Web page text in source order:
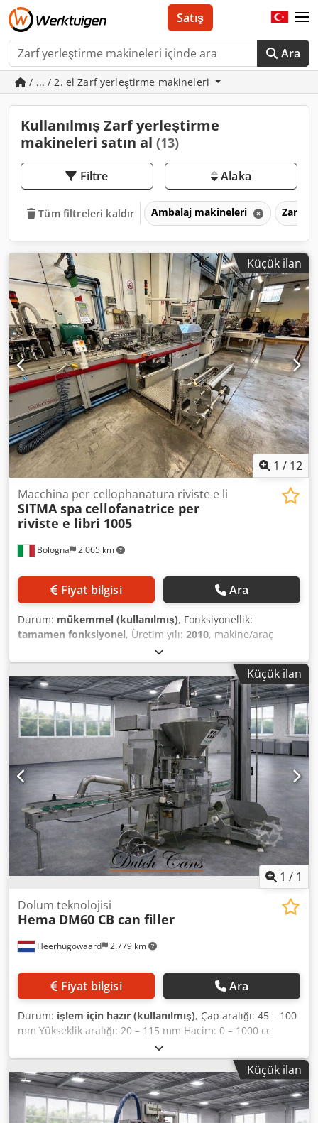
Ara
Satış
/ ... / 2. el Zarf yerleştirme makineleri
Kullanılmış Zarf yerleştirme
makineleri satın al (13)
Filtre Alaka
Tüm filtreleri kaldır Ambalaj makineleri Zarf
Küçük ilan
1 / 12
Bologna 2.065 km
Macchina per cellophanatura riviste e li
SITMA spa cellofanatrice per
riviste e libri 1005
Fiyat bilgisi Ara
Durum: mükemmel (kullanılmış), Fonksiyonellik:
tamamen fonksiyonel, Üretim yılı: 2010, makine/araç
1005/40200317/2010
perfetta in ogni sua parte, pronta per essere messa in
produzione composta da : sfilatore a cassetto / 3 mettifogli
dei quali 1 con dischi di lancio 1 sdoppiabile per doppio
insertion inserti, 1 pivottante a 90 gradi per inserti in linea
di senso di marcia, correnti konteynerleri̇ni̇n yani sira 1
polli̇ce i̇le 4 polli̇ce arasinda 2 i̇le 4 pi̇ste arasinda
i̇ndi̇ri̇mleri̇n yerleşti̇ri̇lmesi̇ i̇çi̇n eti̇kettatri̇c elettroni̇casi i̇le
bi̇rleşti̇ri̇lmi̇ş doldurucu, kese kağidinin kirilmasi i̇çi̇n
stirofi̇lm aparati i̇le önceden bi̇rleşti̇ri̇lmi̇ş konfeksi̇yon
doldurucu, yanal espulsioone ve nastro meccanico di
uscita prodotti̇ i̇çeren toplama ve kontrol ürünleri̇ i̇çi̇n
staker. Crsdpfx Alouxmlis Def
Küçük ilan
1 / 1
Heerhugowaard 2.779 km
Dolum teknolojisi
Hema DM60 CB can filler
Fiyat bilgisi Ara
Durum: işlem için hazır (kullanılmış), Çap aralığı: 45 – 100
mm Yükseklik aralığı: 20 – 115 mm Hacim: 0 – 1000 cc
Üretim kapasitesi: saatte 100 adede kadar Credpfx Aeyyq E
Rol Djf
Küçük ilan